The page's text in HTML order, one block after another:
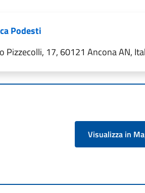
Podesti
Pizzecolli, 17, 60121 Ancona AN,
Visualizza in